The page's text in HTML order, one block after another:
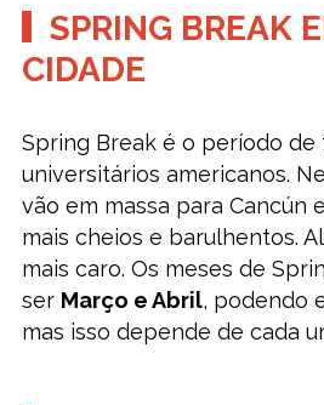
SPRING BREAK
CIDADE
Spring Break é o período de
universitários americanos.
vão em massa para Cancún
mais cheios e barulhentos.
mais caro. Os meses de
ser Março e Abril, podendo
mas isso depende de cada